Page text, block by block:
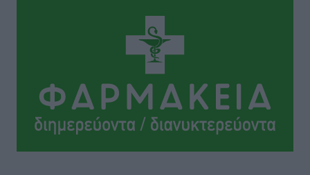
Ολοκλήρωση του έργου αναβάθμισης των
υποδομών του Νεστορίδειου Μελάθρου
Τοπικές Ειδήσεις πριν 4 ώρες
Γ.Σ. Διαγόρας: Στα «κυανέρυθρα» ο Janni Pembe